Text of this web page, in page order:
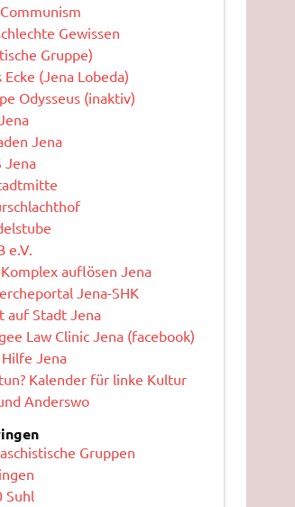
Gewissen
Gruppe)
Ecke (Jena Lobeda)
Odysseus (inaktiv)
Jena
Jena
e.V.
auflösen Jena
Jena-SHK
auf Stadt Jena
Law Clinic Jena (facebook)
Jena
Kalender für linke Kultur
Anderswo
Gruppen
Suhl